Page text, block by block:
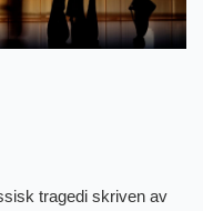
tragedi skriven av